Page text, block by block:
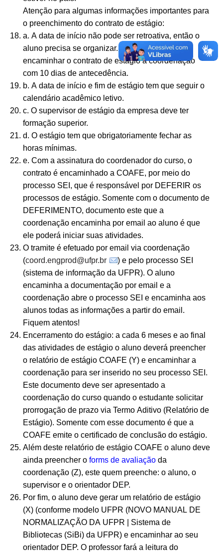
Atenção para algumas informações importantes para
o preenchimento do contrato de estágio:
a. A data de início não pode ser retroativa, então o
aluno precisa se organizar. Recomendamos
encaminhar o contrato de estágio a coordenação
com 10 dias de antecedência.
b. A data de início e fim de estágio tem que seguir o
calendário acadêmico letivo.
c. O supervisor de estágio da empresa deve ter
formação superior.
d. O estágio tem que obrigatoriamente fechar as
horas mínimas.
e. Com a assinatura do coordenador do curso, o
contrato é encaminhado a COAFE, por meio do
processo SEI, que é responsável por DEFERIR os
processos de estágio. Somente com o documento de
DEFERIMENTO, documento este que a
coordenação encaminha por email ao aluno é que
ele poderá iniciar suas atividades.
O tramite é efetuado por email via coordenação
(coord.engprod@ufpr.br
) e pelo processo SEI
(sistema de informação da UFPR). O aluno
encaminha a documentação por email e a
coordenação abre o processo SEI e encaminha aos
alunos todas as informações a partir do email.
Fiquem atentos!
Encerramento do estágio: a cada 6 meses e ao final
das atividades de estágio o aluno deverá preencher
o relatório de estágio COAFE (Y) e encaminhar a
coordenação para ser inserido no seu processo SEI.
Este documento deve ser apresentado a
coordenação do curso quando o estudante solicitar
prorrogação de prazo via Termo Aditivo (Relatório de
Estágio). Somente com esse documento é que a
COAFE emite o certificado de conclusão do estágio.
Além deste relatório de estágio COAFE o aluno deve
ainda preencher o forms de avaliação da
coordenação (Z), este quem preenche: o aluno, o
supervisor e o orientador DEP.
Por fim, o aluno deve gerar um relatório de estágio
(X) (conforme modelo UFPR (NOVO MANUAL DE
NORMALIZAÇÃO DA UFPR | Sistema de
Bibliotecas (SiBi) da UFPR) e encaminhar ao seu
orientador DEP. O professor fará a leitura do